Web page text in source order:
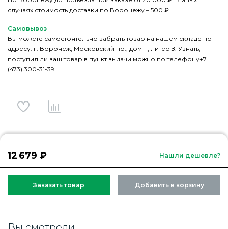
случаях стоимость доставки по Воронежу – 500 ₽.
Самовывоз
Вы можете самостоятельно забрать товар на нашем складе по
адресу: г. Воронеж, Московский пр., дом 11, литер З. Узнать,
поступил ли ваш товар в пункт выдачи можно по телефону+7
(473) 300-31-39
12 679 ₽ Нашли дешевле?
Заказать товар Добавить в корзину